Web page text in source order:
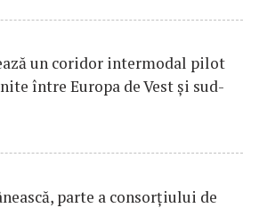
un coridor intermodal pilot
între Europa de Vest și sud-
parte a consorțiului de